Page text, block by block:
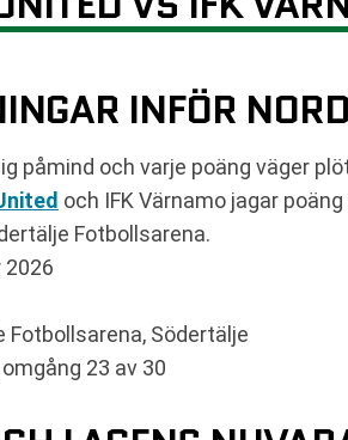
INFÖR
påmind och varje poäng väger
och IFK Värnamo jagar
Fotbollsarena.
Fotbollsarena, Södertälje
23 av 30